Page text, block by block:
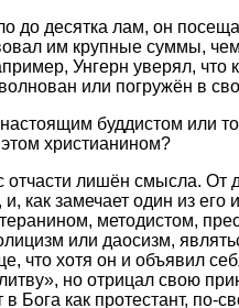
до десятка лам, он
им крупные суммы,
Унгерн уверял,
или погружён в
буддистом или
христианином?
лишён смысла. От
как замечает один из
методистом,
или даосизм,
что хотя он и объявил
но отрицал свою
в Бога как протестант, по-